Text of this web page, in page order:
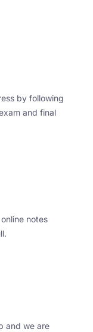
by following
and final
notes
and we are